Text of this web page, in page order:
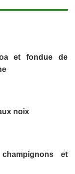
et fondue de
noix
et